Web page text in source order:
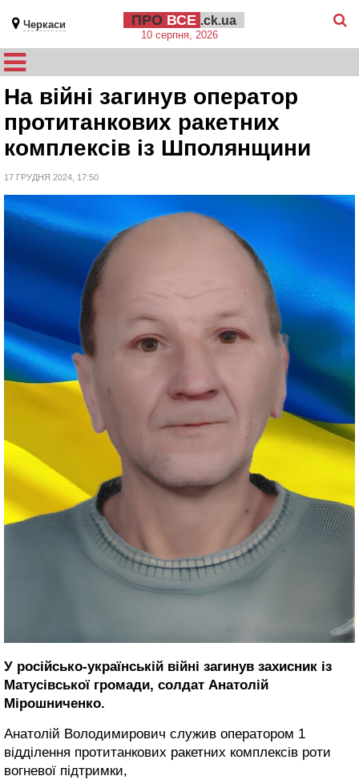
Черкаси ПРО ВСЕ .ck.ua
10 серпня, 2026
На війні загинув оператор
протитанкових ракетних
комплексів із Шполянщини
17 ГРУДНЯ 2024, 17:50
У російсько-українській війні загинув захисник із
Матусівської громади, солдат Анатолій
Мірошниченко.
Анатолій Володимирович служив оператором 1
відділення протитанкових ракетних комплексів роти
вогневої підтримки,